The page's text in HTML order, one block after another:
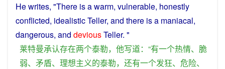
Hewrites, "There isawarm, vulnerable, honestly
conflicted, idealisticTeller, and there isa maniacal,
dangerous, and deviousTeller. "
莱特曼承认存在两个泰勒， 他写道：“有一个热情、 脆
弱、 矛盾、 理想主义的泰勒， 还有一个发狂、 危险、